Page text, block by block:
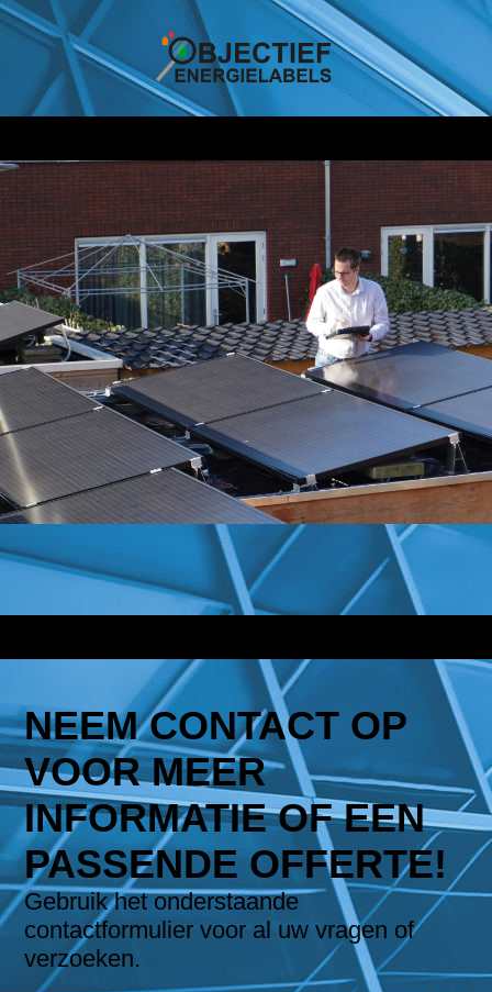
NEEM CONTACT OP
VOOR MEER
INFORMATIE OF EEN
PASSENDE OFFERTE!
Gebruik het onderstaande
contactformulier voor al uw vragen of
verzoeken.